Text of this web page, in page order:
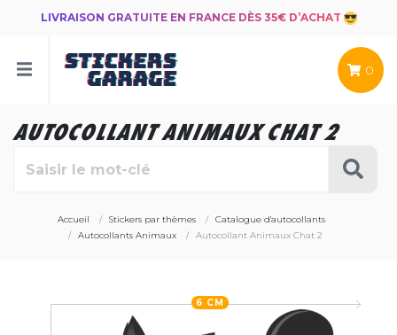
LIVRAISON GRATUITE EN FRANCE DÈS 35€ D’ACHAT
0
AUTOCOLLANT ANIMAUX CHAT 2
Accueil Stickers par thèmes
Catalogue d'autocollants
Autocollants Animaux
Autocollant Animaux Chat 2
6 CM